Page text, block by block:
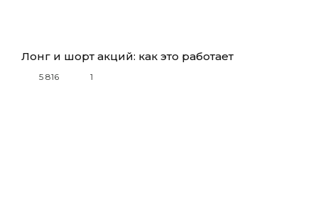
Лонг и шорт акций: как это работает
5 816 1